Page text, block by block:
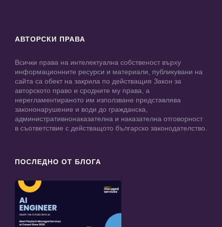
АВТОРСКИ ПРАВА
Всички права на интелектуална собственост върху
информационните ресурси и материали, публикувани на
сайта са обект на закрила по действащия Закон за
авторското право и сродните му права, а
нерегламентираното им използване представлява
закононарушение и води до гражданска,
административнонаказателна и наказателна отговорност
в съответствие с действащото българско законодателство.
ПОСЛЕДНО ОТ БЛОГА